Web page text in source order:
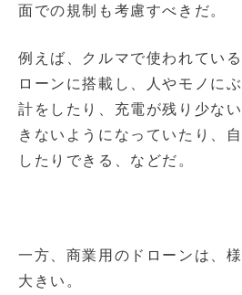
面での規制も考慮すべきだ。
例えば、クルマで使われてい
ローンに搭載し、人やモノに
計をしたり、充電が残り少な
きないようになっていたり、
したりできる、などだ。
一方、商業用のドローンは、
大きい。